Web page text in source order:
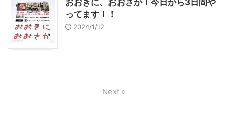
おおきに、おおさか！今日から3日間や
ってます！！
2024/1/12
Next »